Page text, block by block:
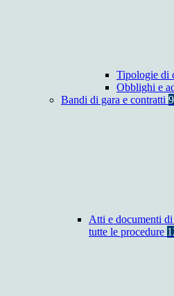
Tipologie di
Obblighi e
Bandi di gara e contratti
Atti e documenti di
tutte le procedure